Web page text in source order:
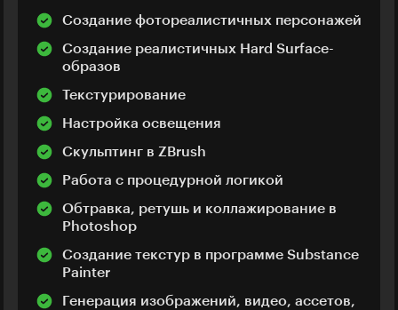
Создание фотореалистичных персонажей
Создание реалистичных Hard Surface-
образов
Текстурирование
Настройка освещения
Скульптинг в ZBrush
Работа с процедурной логикой
Обтравка, ретушь и коллажирование в
Photoshop
Создание текстур в программе Substance
Painter
Генерация изображений, видео, ассетов,